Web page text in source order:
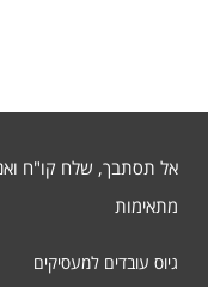
אל תסתבך, שלח קו"ח
מתאימות
גיוס עובדים למעסיקים